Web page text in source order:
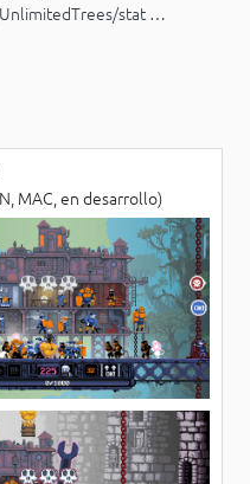
stat …
MAC, en desarrollo)